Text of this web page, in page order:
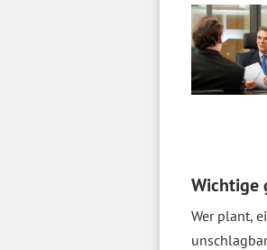
Wichtige
Wer plant,